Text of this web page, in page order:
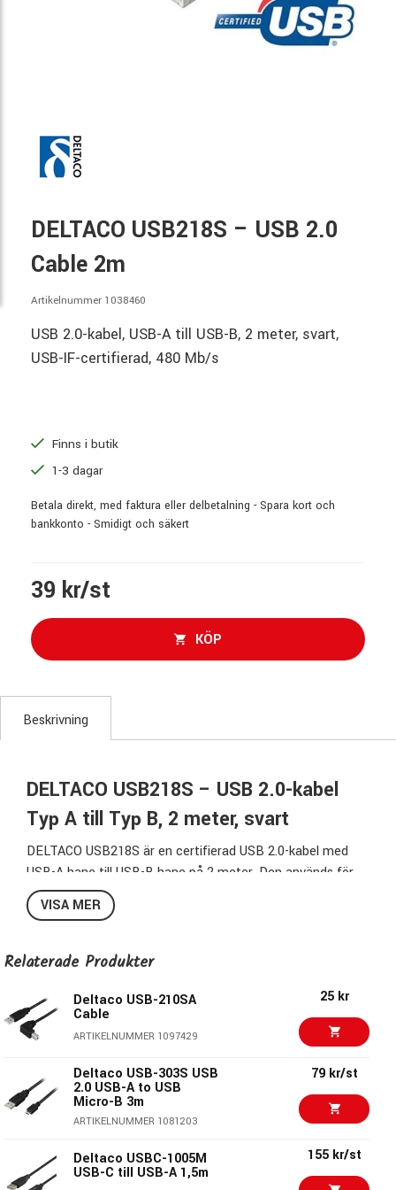
DELTACO USB218S – USB 2.0
Cable 2m
Artikelnummer 1038460
USB 2.0-kabel, USB-A till USB-B, 2 meter, svart,
USB-IF-certifierad, 480 Mb/s
Finns i butik
1-3 dagar
Betala direkt, med faktura eller delbetalning - Spara kort och
bankkonto - Smidigt och säkert
39 kr/st
KÖP
Beskrivning
DELTACO USB218S – USB 2.0-kabel
Typ A till Typ B, 2 meter, svart
DELTACO USB218S är en certifierad USB 2.0-kabel med
USB-A hane till USB-B hane på 2 meter. Den används för
anslutning mellan dator och hubb, skrivare, scanner eller
externa kabinett och stöder dataöverföring med upp till
Översikt och funktioner
Kabeln följer USB 2.0-standarden och är certifierad av
USB-IF, vilket garanterar kompatibilitet och pålitlig
Konstruktion och material
USB-A och USB-B för enkel anslutning mellan enheter.
VISA MER
Relaterade Produkter
Deltaco USB-210SA
Cable
ARTIKELNUMMER 1097429
25 kr
Deltaco USB-303S USB
2.0 USB-A to USB
Micro-B 3m
ARTIKELNUMMER 1081203
79 kr/st
Deltaco USBC-1005M
USB-C till USB-A 1,5m
155 kr/st